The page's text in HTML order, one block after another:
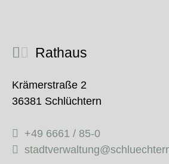
Rathaus
Krämerstraße 2
36381 Schlüchtern
+49 6661 / 85-0